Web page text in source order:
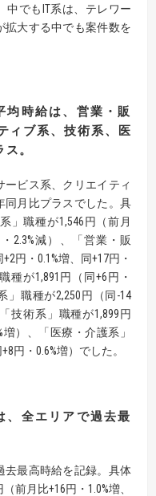
中でもIT系は、テレワー
拡大する中でも案件数を
均時給は、営業・販
ィブ系、 技術系、医
。
ビス系、クリエイティ
同月比プラスでした。具
」職種が1,546円（前月
2.3%減）、「営業・販
円・0.1%増、同+17円・
種が1,891円（同+6円・
」職種が2,250円（同-14
技術系」職種が1,899円
増）、「医療・介護系」
円・0.6%増）でした。
、全エリアで過去最
去最高時給を記録。具体
前月比+16円・1.0%増、